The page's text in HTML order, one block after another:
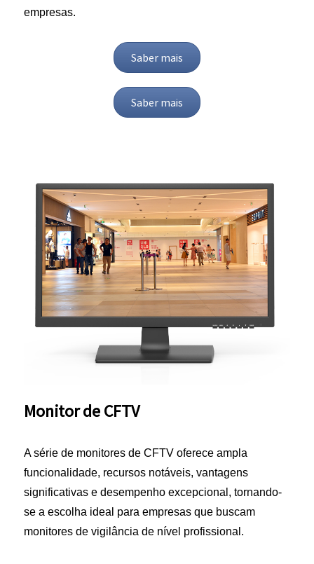
empresas.
Saber mais
Saber mais
Monitor de CFTV
A série de monitores de CFTV oferece ampla
funcionalidade, recursos notáveis, vantagens
significativas e desempenho excepcional, tornando-
se a escolha ideal para empresas que buscam
monitores de vigilância de nível profissional.